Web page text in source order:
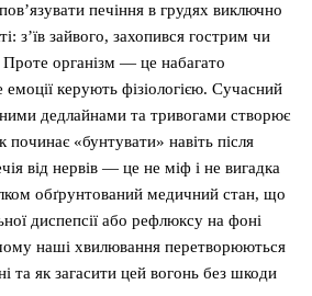
печіння в грудях виключно
з’їв зайвого, захопився гострим чи
організм — це набагато
керують фізіологією. Сучасний
дедлайнами та тривогами створює
«бунтувати» навіть після
від нервів — це не міф і не вигадка
обґрунтований медичний стан, що
диспепсії або рефлюксу на фоні
наші хвилювання перетворюються
та як загасити цей вогонь без шкоди